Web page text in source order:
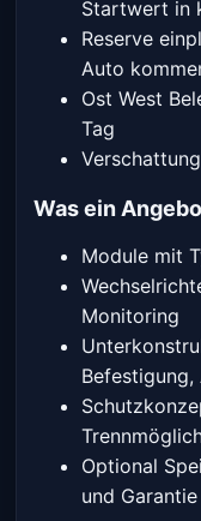
Startwert in
Reserve
Auto
Ost West
Tag
Was ein
Module mit
Monitoring
Optional
und Garantie